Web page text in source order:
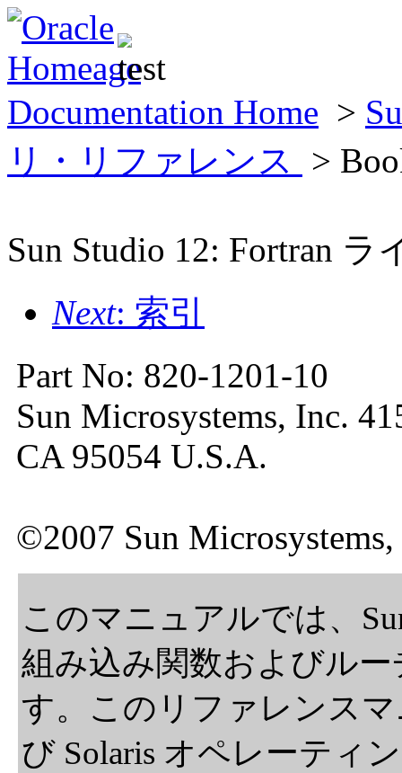
Documentation Home >
リ・リファレンス
>
Sun Studio 12: Fortran
Next: 索引
Part No: 820-1201-10
Sun Microsystems, Inc.
CA 95054 U.S.A.
©2007 Sun
このマニュアルでは、
組み込み関数およびル
す。このリファレンス
び Solaris オペレーティ